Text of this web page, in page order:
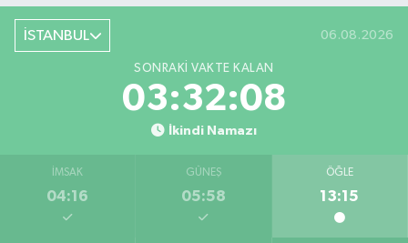
İSTANBUL 06.08.2026
SONRAKI VAKTE KALAN
03:32:08
İkindi Namazı
İMSAK
04:16
GÜNEŞ
05:58
ÖĞLE
13:15